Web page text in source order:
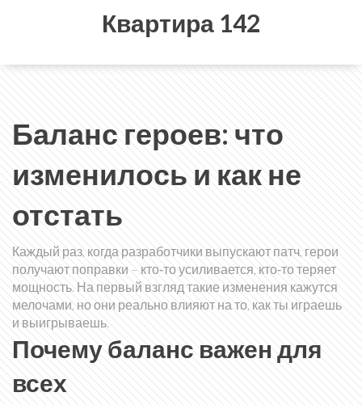
Квартира 142
Баланс героев: что
изменилось и как не
отстать
Каждый раз, когда разработчики выпускают патч, герои
получают поправки – кто‑то усиливается, кто‑то теряет
мощность. На первый взгляд такие изменения кажутся
мелочами, но они реально влияют на то, как ты играешь
и выигрываешь.
Почему баланс важен для
всех